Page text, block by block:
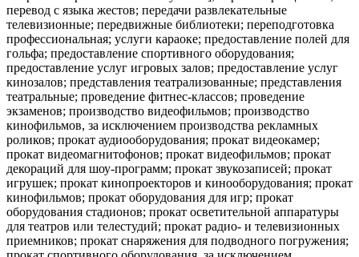
перевод с языка жестов; передачи развлекательные
телевизионные; передвижные библиотеки; переподготовка
профессиональная; услуги караоке; предоставление полей для
гольфа; предоставление спортивного оборудования;
предоставление услуг игровых залов; предоставление услуг
кинозалов; представления театрализованные; представления
театральные; проведение фитнес-классов; проведение
экзаменов; производство видеофильмов; производство
кинофильмов, за исключением производства рекламных
роликов; прокат аудиооборудования; прокат видеокамер;
прокат видеомагнитофонов; прокат видеофильмов; прокат
декораций для шоу-программ; прокат звукозаписей; прокат
игрушек; прокат кинопроекторов и кинооборудования; прокат
кинофильмов; прокат оборудования для игр; прокат
оборудования стадионов; прокат осветительной аппаратуры
для театров или телестудий; прокат радио- и телевизионных
приемников; прокат снаряжения для подводного погружения;